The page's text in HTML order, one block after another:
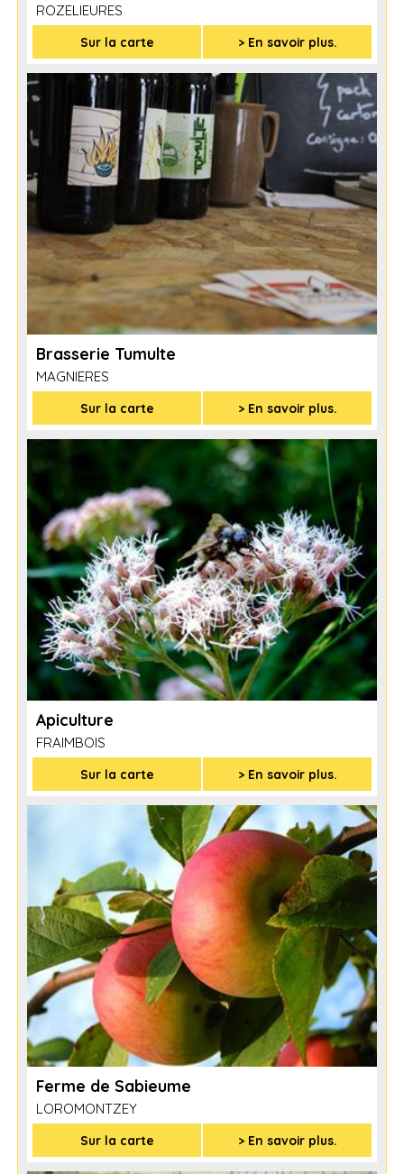
ROZELIEURES
Sur la carte > En savoir plus.
Brasserie Tumulte
MAGNIERES
Sur la carte > En savoir plus.
Apiculture
FRAIMBOIS
Sur la carte > En savoir plus.
Ferme de Sabieume
LOROMONTZEY
Sur la carte > En savoir plus.